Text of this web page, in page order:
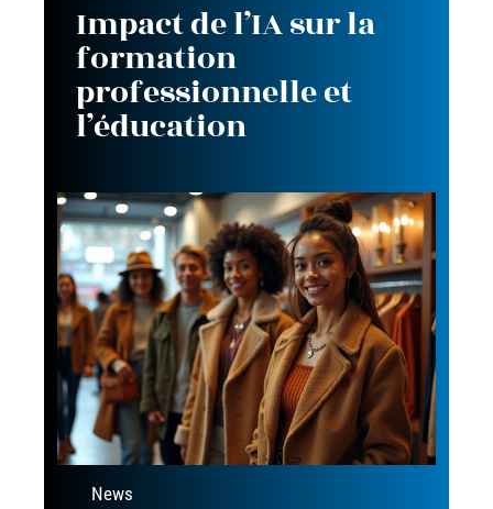
Impact de l’IA sur la
formation
professionnelle et
l’éducation
News